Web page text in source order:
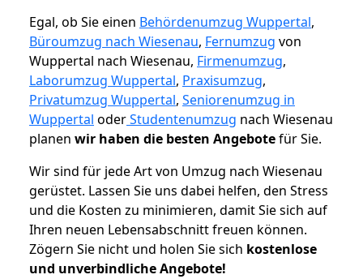
Egal, ob Sie einen Behördenumzug Wuppertal,
Büroumzug nach Wiesenau, Fernumzug von
Wuppertal nach Wiesenau, Firmenumzug,
Laborumzug Wuppertal, Praxisumzug,
Privatumzug Wuppertal, Seniorenumzug in
Wuppertal oderStudentenumzug nach Wiesenau
planen wir haben die besten Angebotefür Sie.
Wir sind für jede Art von Umzug nach Wiesenau
gerüstet. Lassen Sie uns dabei helfen, den Stress
und die Kosten zu minimieren, damit Sie sich auf
Ihren neuen Lebensabschnitt freuen können.
Zögern Sie nicht und holen Sie sich kostenlose
und unverbindliche Angebote!